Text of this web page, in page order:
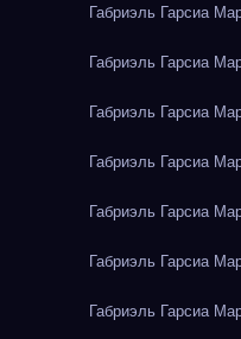
Габриэль Гарсиа
Габриэль Гарсиа
Габриэль Гарсиа
Габриэль Гарсиа
Габриэль Гарсиа
Габриэль Гарсиа
Габриэль Гарсиа